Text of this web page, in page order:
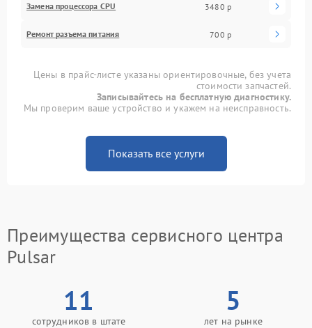
Замена процессора CPU 3480 р
Ремонт разъема питания 700 р
Цены в прайс-листе указаны ориентировочные, без учета
стоимости запчастей.
Записывайтесь на бесплатную диагностику.
Мы проверим ваше устройство и укажем на неисправность.
Показать все услуги
Преимущества сервисного центра
Pulsar
11
сотрудников в штате
5
лет на рынке